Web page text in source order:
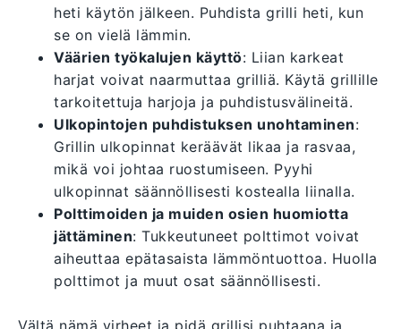
heti käytön jälkeen. Puhdista grilli heti, kun
se on vielä lämmin.
Väärien työkalujen käyttö: Liian karkeat
harjat voivat naarmuttaa grilliä. Käytä grillille
tarkoitettuja harjoja ja puhdistusvälineitä.
Ulkopintojen puhdistuksen unohtaminen:
Grillin ulkopinnat keräävät likaa ja rasvaa,
mikä voi johtaa ruostumiseen. Pyyhi
ulkopinnat säännöllisesti kostealla liinalla.
Polttimoiden ja muiden osien huomiotta
jättäminen: Tukkeutuneet polttimot voivat
aiheuttaa epätasaista lämmöntuottoa. Huolla
polttimot ja muut osat säännöllisesti.
Vältä nämä virheet ja pidä grillisi puhtaana ja